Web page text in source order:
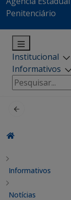
Penitenciário
Institucional
Informativos
Pesquisar
por:
Informativos
Notícias